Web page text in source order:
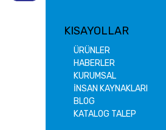
KISAYOLLAR
ÜRÜNLER
HABERLER
KURUMSAL
İNSAN KAYNAKLARI
BLOG
KATALOG TALEP